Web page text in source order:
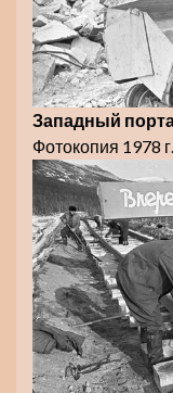
Западный
Фотокопия 1978 г.